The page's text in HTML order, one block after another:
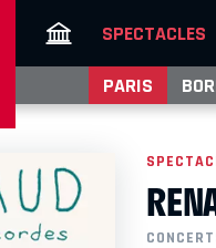
SPECTACLES
PARIS